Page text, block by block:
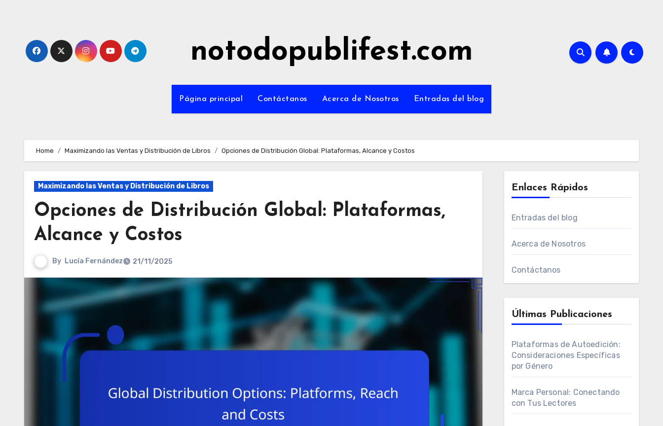
notodopublifest.com
Página principal Contáctanos Acerca de Nosotros Entradas del blog
Home Maximizando las Ventas y Distribución de Libros Opciones de Distribución Global: Plataformas, Alcance y Costos
Maximizando las Ventas y Distribución de Libros
Opciones de Distribución Global: Plataformas,
Alcance y Costos
By Lucía Fernández 21/11/2025
Enlaces Rápidos
Entradas del blog
Acerca de Nosotros
Contáctanos
Últimas Publicaciones
Plataformas de Autoedición:
Consideraciones Específicas
por Género
Marca Personal: Conectando
con Tus Lectores